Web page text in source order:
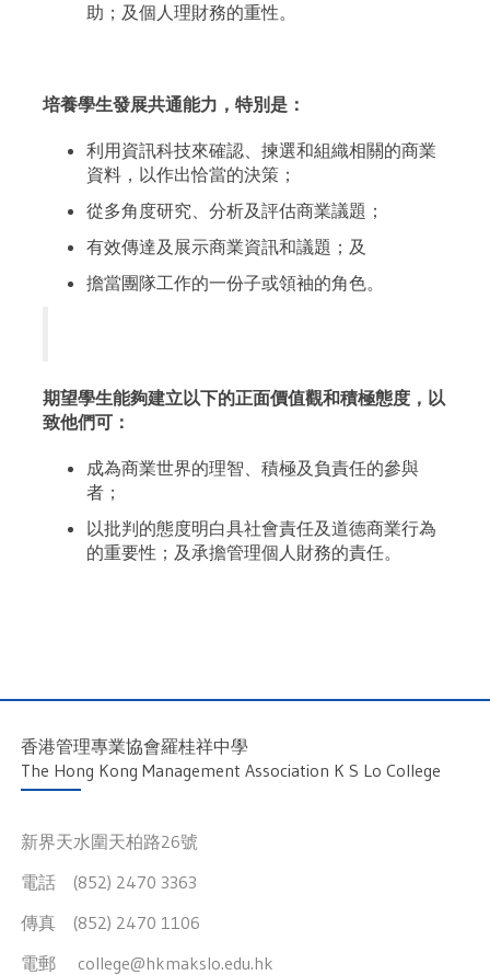
助；及個人理財務的重性。
培養學生發展共通能力，特別是：
利用資訊科技來確認、揀選和組織相關的商業
資料，以作出恰當的決策；
從多角度研究、分析及評估商業議題；
有效傳達及展示商業資訊和議題；及
擔當團隊工作的一份子或領袖的角色。
期望學生能夠建立以下的正面價值觀和積極態度，以
致他們可：
成為商業世界的理智、積極及負責任的參與
者；
以批判的態度明白具社會責任及道德商業行為
的重要性；及承擔管理個人財務的責任。
香港管理專業協會羅桂祥中學
The Hong Kong Management Association K S Lo College
新界天水圍天柏路26號
電話 (852) 2470 3363
傳真 (852) 2470 1106
電郵 college@hkmakslo.edu.hk